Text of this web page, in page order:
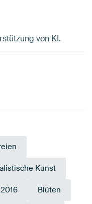
von KI.
Kunst
Blüten